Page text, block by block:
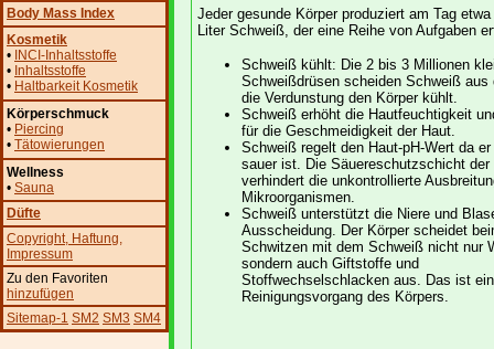
Jeder gesunde Körper produziert am Tag etwa
Liter Schweiß, der eine Reihe von Aufgaben
Schweiß kühlt: Die 2 bis 3 Millionen
Schweißdrüsen scheiden Schweiß aus
die Verdunstung den Körper kühlt.
Schweiß erhöht die Hautfeuchtigkeit
für die Geschmeidigkeit der Haut.
Schweiß regelt den Haut-pH-Wert da
sauer ist. Die Säuereschutzschicht der
verhindert die unkontrollierte
Mikroorganismen.
Schweiß unterstützt die Niere und
Ausscheidung. Der Körper scheidet
Schwitzen mit dem Schweiß nicht nur
sondern auch Giftstoffe und
Stoffwechselschlacken aus. Das ist
Reinigungsvorgang des Körpers.
Body Mass Index
Kosmetik
• INCI-Inhaltsstoffe
• Inhaltsstoffe
• Haltbarkeit Kosmetik
Körperschmuck
• Piercing
• Tätowierungen
Wellness
• Sauna
Düfte
Copyright, Haftung,
Impressum
Zu den Favoriten
hinzufügen
Sitemap-1 SM2 SM3 SM4